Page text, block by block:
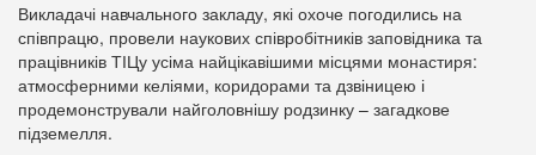
Викладачі навчального закладу, які охоче погодились на
співпрацю, провели наукових співробітників заповідника та
працівників ТІЦу усіма найцікавішими місцями монастиря:
атмосферними келіями, коридорами та дзвіницею і
продемонстрували найголовнішу родзинку – загадкове
підземелля.